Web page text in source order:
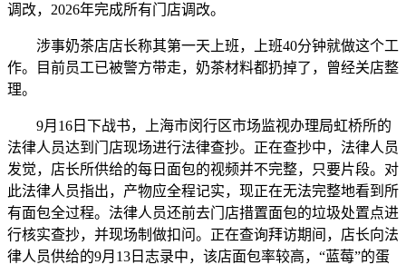
调改，2026年完成所有门店调改。
涉事奶茶店店长称其第一天上班，上班40分钟就做这个工
作。目前员工已被警方带走，奶茶材料都扔掉了，曾经关店整
理。
9月16日下战书，上海市闵行区市场监视办理局虹桥所的
法律人员达到门店现场进行法律查抄。正在查抄中，法律人员
发觉，店长所供给的每日面包的视频并不完整，只要片段。对
此法律人员指出，产物应全程记实，现正在无法完整地看到所
有面包全过程。法律人员还前去门店措置面包的垃圾处置点进
行核实查抄，并现场制做扣问。正在查询拜访期间，店长向法
律人员供给的9月13日志录中，该店面包率较高，“蓝莓”的蛋